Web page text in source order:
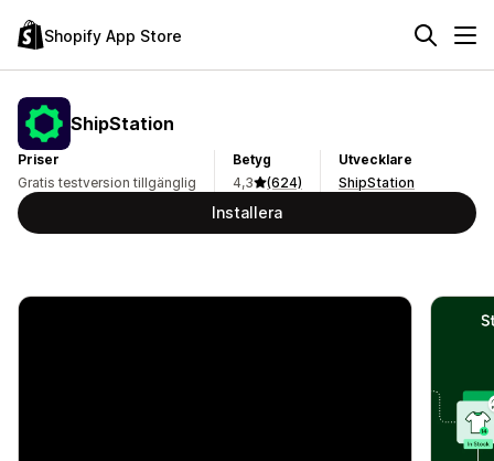
Shopify App Store
ShipStation
Priser
Gratis testversion tillgänglig
Betyg
4,3
(624)
Utvecklare
ShipStation
Installera